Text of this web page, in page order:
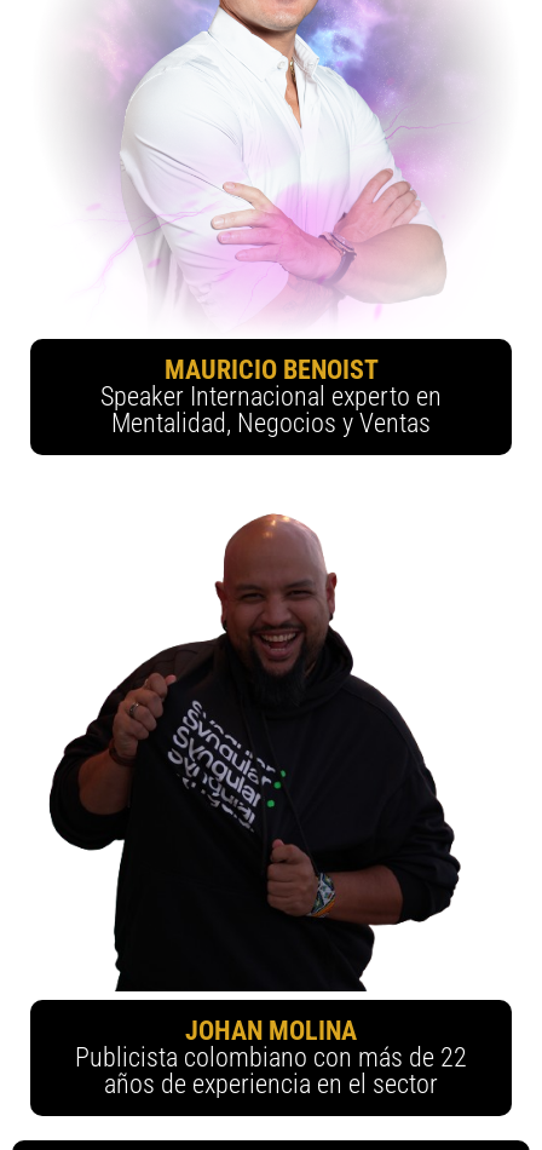
MAURICIO BENOIST
Speaker Internacional experto en
Mentalidad, Negocios y Ventas
JOHAN MOLINA
Publicista colombiano con más de 22
años de experiencia en el sector